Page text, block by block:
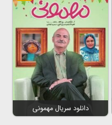
دانلود سریال مهمونی